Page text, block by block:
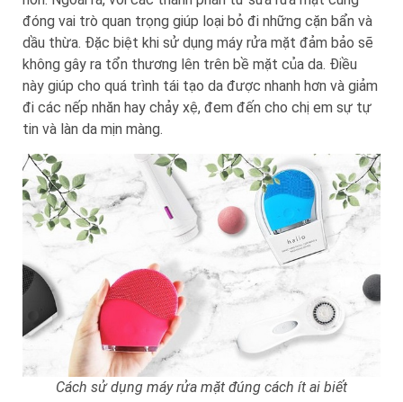
đóng vai trò quan trọng giúp loại bỏ đi những cặn bẩn và
dầu thừa. Đặc biệt khi sử dụng máy rửa mặt đảm bảo sẽ
không gây ra tổn thương lên trên bề mặt của da. Điều
này giúp cho quá trình tái tạo da được nhanh hơn và giảm
đi các nếp nhăn hay chảy xệ, đem đến cho chị em sự tự
tin và làn da mịn màng.
Cách sử dụng máy rửa mặt đúng cách ít ai biết